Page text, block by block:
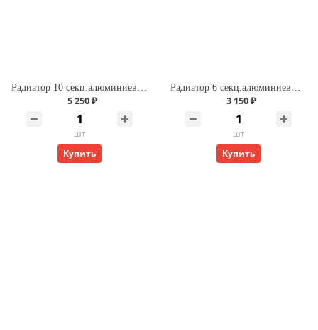
Радиатор 10 секц.алюминиевый ROMMER Optima 500 (RAL9016)
5 250 ₽
шт
Купить
Радиатор 6 секц.алюминиевый ROMMER Optima 500 (RAL9016)
3 150 ₽
шт
Купить